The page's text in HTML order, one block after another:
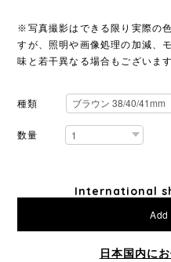
※写真撮影はできる限り実際の
すが、照明や画像処理の加減、
味と若干異なる場合もございます
種類
数量
International
Add
日本国内に